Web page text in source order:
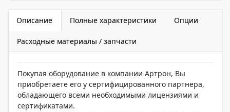
Описание Полные характеристики Опции
Расходные материалы / запчасти
Покупая оборудование в компании Артрон, Вы
приобретаете его у сертифицированного партнера,
обладающего всеми необходимыми лицензиями и
сертификатами.